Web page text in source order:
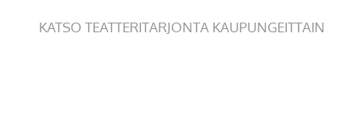
KATSO TEATTERITARJONTA KAUPUNGEITTAIN